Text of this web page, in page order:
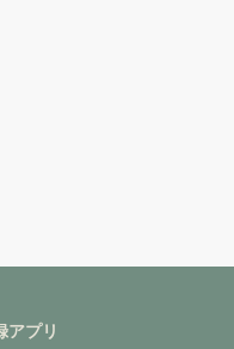
アプリ